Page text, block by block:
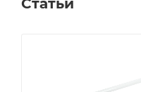
Статьи